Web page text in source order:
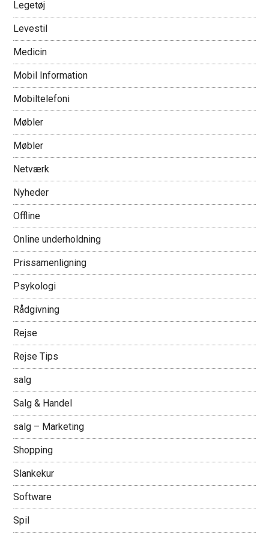
Legetøj
Levestil
Medicin
Mobil Information
Mobiltelefoni
Møbler
Møbler
Netværk
Nyheder
Offline
Online underholdning
Prissamenligning
Psykologi
Rådgivning
Rejse
Rejse Tips
salg
Salg & Handel
salg – Marketing
Shopping
Slankekur
Software
Spil